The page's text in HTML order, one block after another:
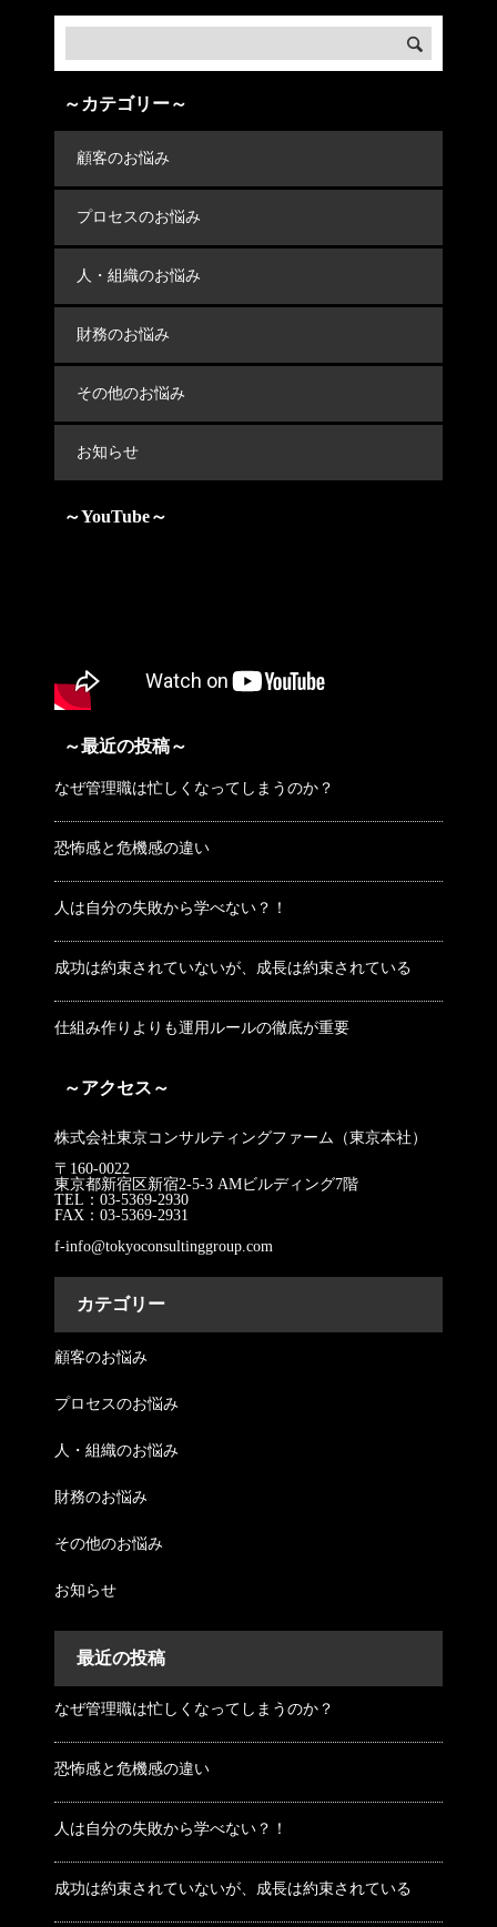
～カテゴリー～
顧客のお悩み
プロセスのお悩み
人・組織のお悩み
財務のお悩み
その他のお悩み
お知らせ
～YouTube～
～最近の投稿～
なぜ管理職は忙しくなってしまうのか？
恐怖感と危機感の違い
人は自分の失敗から学べない？！
成功は約束されていないが、成長は約束されている
仕組み作りよりも運用ルールの徹底が重要
～アクセス～
株式会社東京コンサルティングファーム（東京本社）
〒160-0022
東京都新宿区新宿2-5-3 AMビルディング7階
TEL：03-5369-2930
FAX：03-5369-2931
f-info@tokyoconsultinggroup.com
カテゴリー
顧客のお悩み
プロセスのお悩み
人・組織のお悩み
財務のお悩み
その他のお悩み
お知らせ
最近の投稿
なぜ管理職は忙しくなってしまうのか？
恐怖感と危機感の違い
人は自分の失敗から学べない？！
成功は約束されていないが、成長は約束されている